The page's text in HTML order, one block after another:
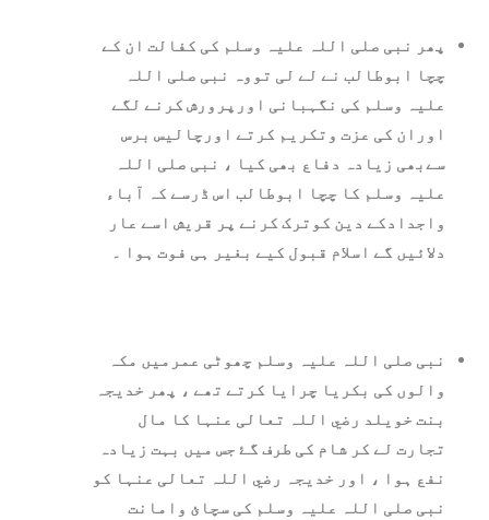
پھر نبی صلی اللہ علیہ وسلم کی کفالت ان کے
چچا ابوطالب نے لے لی تووہ نبی صلی اللہ
علیہ وسلم کی نگہبانی اورپرورش کرنے لگے
اوران کی عزت وتکریم کرتے اورچالیس برس
سےبھی زيادہ دفاع بھی کیا ، نبی صلی اللہ
علیہ وسلم کا چچا ابوطالب اس ڈرسے کہ آباء
واجدادکے دین کوترک کرنے پر قریش اسے عار
دلائيں گے اسلام قبول کیے بغیر ہی فوت ہوا ۔
نبی صلی اللہ علیہ وسلم چھوٹی عمرمیں مکہ
والوں کی بکریا چرایا کرتے تھے ، پھر خدیجہ
بنت خویلد رضي اللہ تعالی عنہا کا مال
تجارت لے کر شام کی طرف گۓ جس میں بہت زیادہ
نفع ہوا ، اور خدیجہ رضي اللہ تعالی عنہا کو
نبی صلی اللہ علیہ وسلم کی سچائ وامانت